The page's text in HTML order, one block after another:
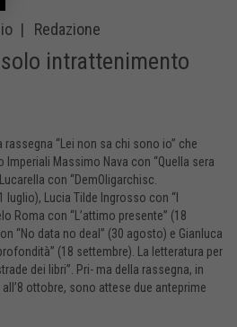
| Redazione
intrattenimento
“Lei non sa chi sono io” che
Imperiali Massimo Nava con “Quella sera
con “DemOligarchisc.
luglio), Lucia Tilde Ingrosso con “I
Roma con “L’attimo presente” (18
“No data no deal” (30 agosto) e Gianluca
(18 settembre). La letteratura per
dei libri”. Pri- ma della rassegna, in
ottobre, sono attese due anteprime